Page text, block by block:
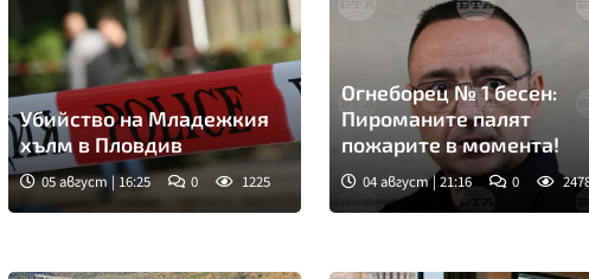
Убийство на Младежкия
хълм в Пловдив
05 август | 16:25 0 1225
Огнеборец № 1 бесен:
Пироманите палят
пожарите в момента!
04 август | 21:16 0